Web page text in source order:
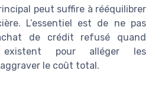
peut suffire à rééquilibrer
L’essentiel est de ne pas
de crédit refusé quand
existent pour alléger les
le coût total.